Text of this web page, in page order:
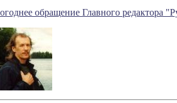
обращение Главного редактора